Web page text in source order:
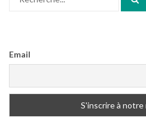
Email